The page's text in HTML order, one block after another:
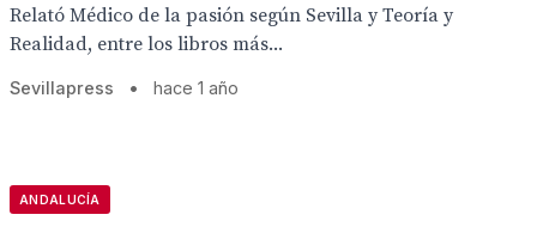
Relató Médico de la pasión según Sevilla y Teoría y
Realidad, entre los libros más...
Sevillapress • hace 1 año
ANDALUCÍA